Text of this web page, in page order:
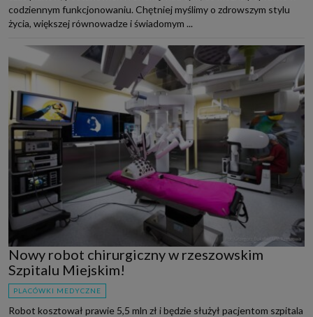
codziennym funkcjonowaniu. Chętniej myślimy o zdrowszym stylu
życia, większej równowadze i świadomym ...
Nowy robot chirurgiczny w rzeszowskim
Szpitalu Miejskim!
PLACÓWKI MEDYCZNE
Robot kosztował prawie 5,5 mln zł i będzie służył pacjentom szpitala